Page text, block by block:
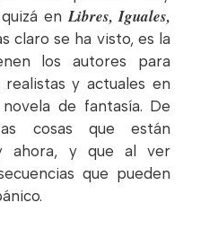
enLibres, Iguales,
claro se ha visto, es la
los autores para
y actuales en
de fantasía. De
cosas que están
ahora, y que al ver
que pueden